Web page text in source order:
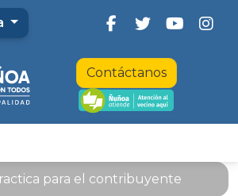
Contáctanos
para el contribuyente